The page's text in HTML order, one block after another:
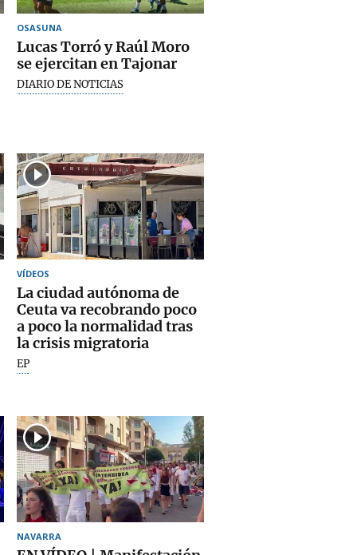
OSASUNA
Lucas Torró y Raúl Moro
se ejercitan en Tajonar
DIARIO DE NOTICIAS
VÍDEOS
La ciudad autónoma de
Ceuta va recobrando poco
a poco la normalidad tras
la crisis migratoria
EP
NAVARRA